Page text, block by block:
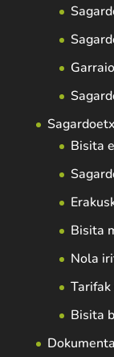
Bisita
Bisita
Nola
Bisita